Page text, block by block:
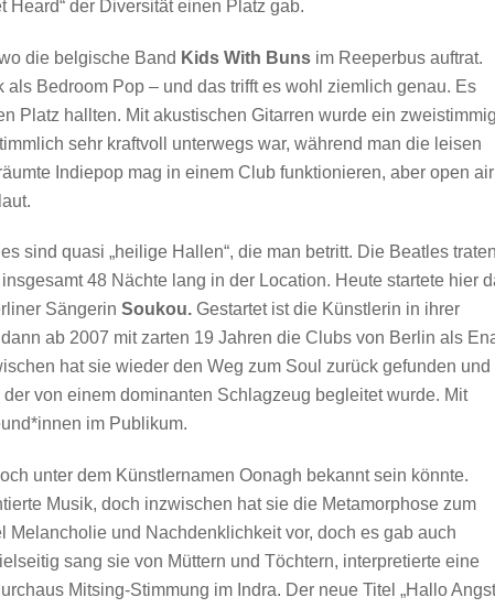
Heard“ der Diversität einen Platz gab.
die belgische Band Kids With Buns im Reeperbus auftrat.
Bedroom Pop – und das trifft es wohl ziemlich genau. Es
Platz hallten. Mit akustischen Gitarren wurde ein
sehr kraftvoll unterwegs war, während man die leisen
Indiepop mag in einem Club funktionieren, aber open air
sind quasi „heilige Hallen“, die man betritt. Die Beatles traten
48 Nächte lang in der Location. Heute startete hier
Sängerin Soukou. Gestartet ist die Künstlerin in ihrer
ab 2007 mit zarten 19 Jahren die Clubs von Berlin als
hat sie wieder den Weg zum Soul zurück gefunden und
von einem dominanten Schlagzeug begleitet wurde. Mit
im Publikum.
unter dem Künstlernamen Oonagh bekannt sein könnte.
Musik, doch inzwischen hat sie die Metamorphose zum
und Nachdenklichkeit vor, doch es gab auch
sang sie von Müttern und Töchtern, interpretierte eine
Mitsing-Stimmung im Indra. Der neue Titel „Hallo